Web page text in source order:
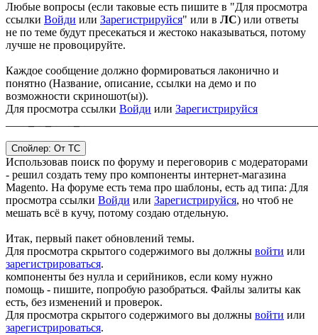
Любые вопросы (если таковые есть пишите в "Для просмотра
ссылки Войди или Зарегистрируйся" или в ЛС) или ответы
не по теме будут пресекаться и жестоко наказываться, потому
лучше не провоцируйте.
Каждое сообщение должно формироваться лаконично и
понятно (Название, описание, ссылки на демо и по
возможности скриношот(ы)).
Для просмотра ссылки Войди или Зарегистрируйся
Спойлер: От ТС
Использовав поиск по форуму и переговорив с модераторами
- решил создать тему про компоненты интернет-магазина
Magento. На форуме есть тема про шаблоны, есть ад типа: Для
просмотра ссылки Войди или Зарегистрируйся, но чтоб не
мешать всё в кучу, потому создаю отдельную.
Итак, первый пакет обновлений темы.
Для просмотра скрытого содержимого вы должны войти или
зарегистрироваться.
компоненты без нулла и серийников, если кому нужно
помощь - пишите, попробую разобраться. Файлы залиты как
есть, без изменений и проверок.
Для просмотра скрытого содержимого вы должны войти или
зарегистрироваться.